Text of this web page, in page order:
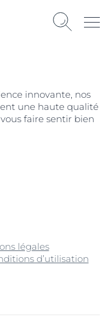
innovante, nos
une haute qualité
faire sentir bien
légales
d’utilisation